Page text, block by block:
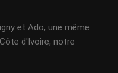
et Ado, une même
d'Ivoire, notre